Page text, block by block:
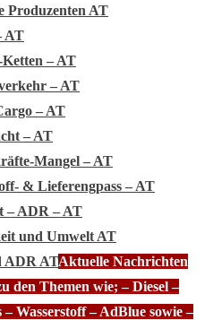
Produzenten AT
AT
– AT
– AT
– AT
– AT
Mangel – AT
& Lieferengpass – AT
– ADR – AT
und Umwelt AT
ADR ATAktuelle Nachrichten
den Themen wie; – Diesel –
– Wasserstoff – AdBlue sowie –